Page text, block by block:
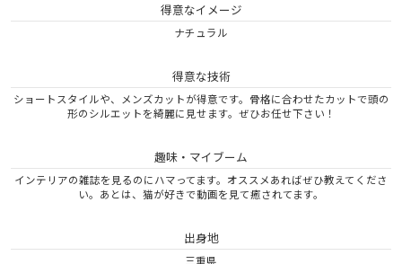
得意なイメージ
ナチュラル
得意な技術
ショートスタイルや、メンズカットが得意です。骨格に合わせたカットで頭の
形のシルエットを綺麗に見せます。ぜひお任せ下さい！
趣味・マイブーム
インテリアの雑誌を見るのにハマってます。オススメあればぜひ教えてくださ
い。あとは、猫が好きで動画を見て癒されてます。
出身地
三重県